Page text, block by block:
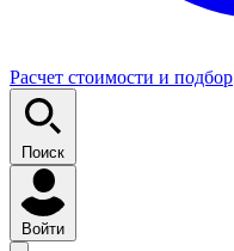
Расчет стоимости и подбор
Поиск
Войти